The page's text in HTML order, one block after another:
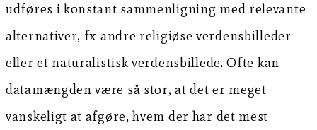
udføres i konstant sammenligning med relevante
alternativer, fx andre religiøse verdensbilleder
eller et naturalistisk verdensbillede. Ofte kan
datamængden være så stor, at det er meget
vanskeligt at afgøre, hvem der har det mest